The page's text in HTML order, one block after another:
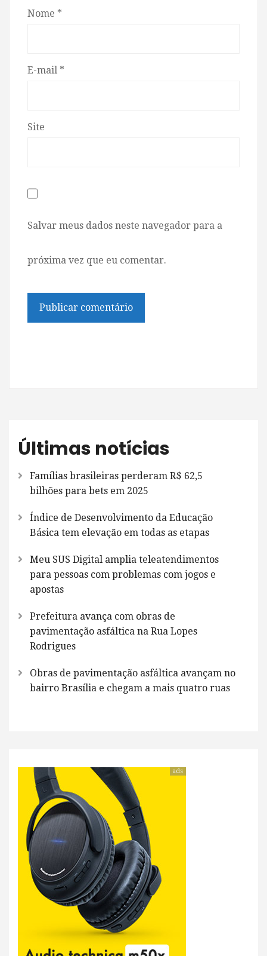
Nome *
E-mail *
Site
Salvar meus dados neste navegador para a
próxima vez que eu comentar.
Últimas notícias
Famílias brasileiras perderam R$ 62,5
bilhões para bets em 2025
Índice de Desenvolvimento da Educação
Básica tem elevação em todas as etapas
Meu SUS Digital amplia teleatendimentos
para pessoas com problemas com jogos e
apostas
Prefeitura avança com obras de
pavimentação asfáltica na Rua Lopes
Rodrigues
Obras de pavimentação asfáltica avançam no
bairro Brasília e chegam a mais quatro ruas
ads